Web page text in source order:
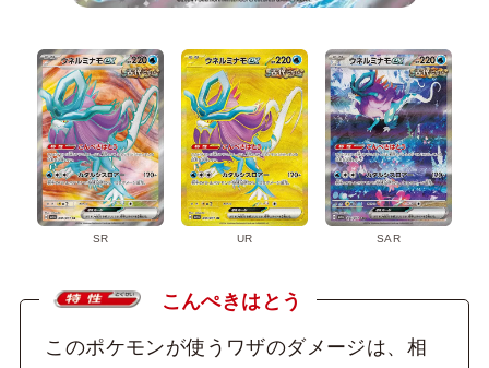
SR UR SAR
こんぺきはとう
このポケモンが使うワザのダメージは、相